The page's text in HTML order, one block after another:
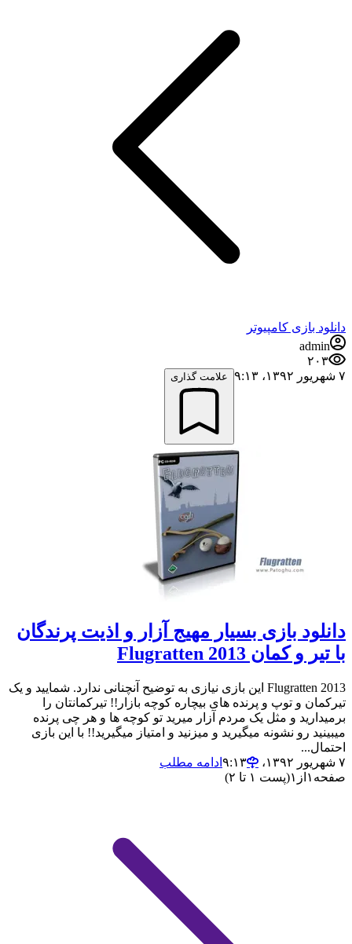
دانلود بازی کامپیوتر
admin
۲۰۳
۷ شهریور ۱۳۹۲،‏ ۹:۱۳
علامت گذاری
دانلود بازی بسیار مهیج آزار و اذیت پرندگان
با تیر و کمان Flugratten 2013
Flugratten 2013 این بازی نیازی به توضیح آنچنانی ندارد. شمایید و یک
تیرکمان و توپ و پرنده های بیچاره کوچه بازار!! تیرکمانتان را
برمیدارید و مثل یک مردم آزار میرید تو کوچه ها و هر چی پرنده
میبینید رو نشونه میگیرید و میزنید و امتیاز میگیرید!! با این بازی
احتمال...
۷ شهریور ۱۳۹۲،‏ ۹:۱۳
ادامه مطلب
صفحه ۱ از ۱(پست ۱ تا ۲)